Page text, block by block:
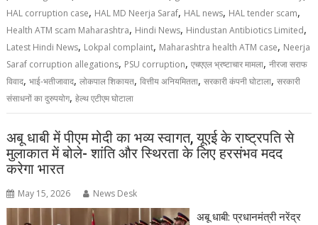
HAL corruption case, HAL MD Neerja Saraf, HAL news, HAL tender scam,
Health ATM scam Maharashtra, Hindi News, Hindustan Antibiotics Limited,
Latest Hindi News, Lokpal complaint, Maharashtra health ATM case, Neerja
Saraf corruption allegations, PSU corruption,एचएएल भ्रष्टाचार मामला,नीरजा सराफ
विवाद,भाई-भतीजावाद,लोकपाल शिकायत,वित्तीय अनियमितता,सरकारी कंपनी घोटाला,सरकारी
संसाधनों का दुरुपयोग,हेल्थ एटीएम घोटाला
अबू धाबी में पीएम मोदी का भव्य स्वागत, यूएई के राष्ट्रपति से
मुलाकात में बोले- शांति और स्थिरता के लिए हरसंभव मदद
करेगा भारत
May 15, 2026 News Desk
अबू धाबी: प्रधानमंत्री नरेंद्र